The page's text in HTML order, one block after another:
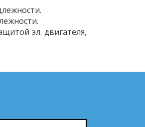
эл. двигателя,